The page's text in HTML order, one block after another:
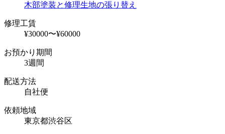
木部塗装と修理生地の張り替え
修理工賃
¥30000〜¥60000
お預かり期間
3週間
配送方法
自社便
依頼地域
東京都渋谷区